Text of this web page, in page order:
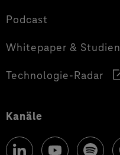
Podcast
Whitepaper & Studien
Technologie-Radar
Kanäle